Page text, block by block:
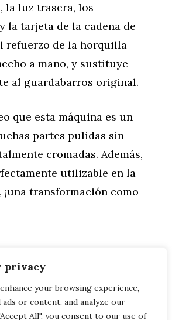
privacy
your browsing experience,
or content, and analyze our
All", you consent to our use of
la luz trasera, los
la tarjeta de la cadena de
refuerzo de la horquilla
a mano, y sustituye
al guardabarros original.
que esta máquina es un
partes pulidas sin
cromadas. Además,
utilizable en la
transformación como
Cómo pueden salir mal y
Tiger 2020